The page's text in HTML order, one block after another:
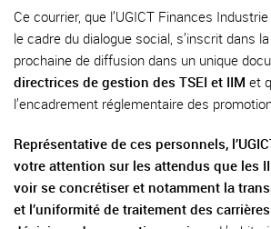
Ce courrier, que l’UGICT Finances
le cadre du dialogue social, s’inscrit dans
prochaine de diffusion dans un unique
directrices de gestion des TSEI et IIM et
l’encadrement réglementaire des
Représentative de ces personnels,
votre attention sur les attendus que les
voir se concrétiser et notamment la
et l’uniformité de traitement des